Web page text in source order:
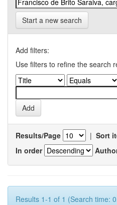
Start a new search
Add filters:
Use filters to refine the search
Results/Page | Sort
In order
Results 1-1 of 1 (Search time: